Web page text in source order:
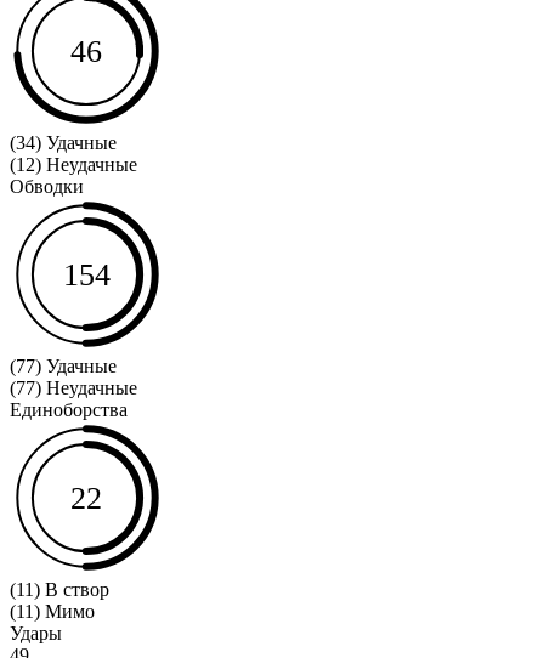
46
(34) Удачные
(12) Неудачные
Обводки
154
(77) Удачные
(77) Неудачные
Единоборства
22
(11) В створ
(11) Мимо
Удары